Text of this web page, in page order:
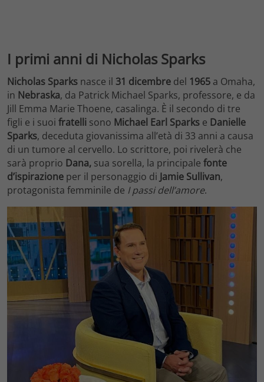
I primi anni di Nicholas Sparks
Nicholas Sparks nasce il 31 dicembre del 1965 a Omaha,
in Nebraska, da Patrick Michael Sparks, professore, e da
Jill Emma Marie Thoene, casalinga. È il secondo di tre
figli e i suoi fratelli sono Michael Earl Sparks e Danielle
Sparks, deceduta giovanissima all’età di 33 anni a causa
di un tumore al cervello. Lo scrittore, poi rivelerà che
sarà proprio Dana, sua sorella, la principale fonte
d’ispirazione per il personaggio di Jamie Sullivan,
protagonista femminile de I passi dell’amore.